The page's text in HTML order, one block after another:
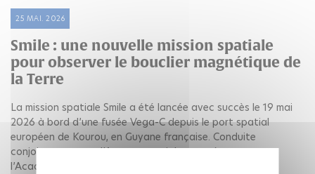
25 MAI. 2026
Smile : une nouvelle mission spatiale
pour observer le bouclier magnétique de
la Terre
La mission spatiale Smile a été lancée avec succès le 19 mai
2026 à bord d’une fusée Vega-C depuis le port spatial
européen de Kourou, en Guyane française. Conduite
conjointement par l’Agence spatiale européenne et
l’Académie chinoise des sciences, Smile...